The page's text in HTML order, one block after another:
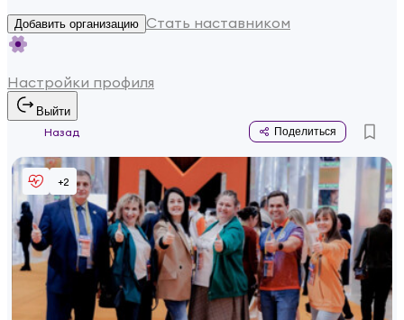
Добавить организацию Стать наставником
Настройки профиля
Выйти
Назад
Поделиться
+2